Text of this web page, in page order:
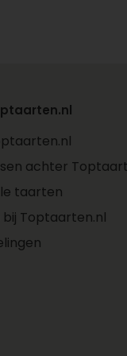
achter
taarten
bij Toptaarten.nl